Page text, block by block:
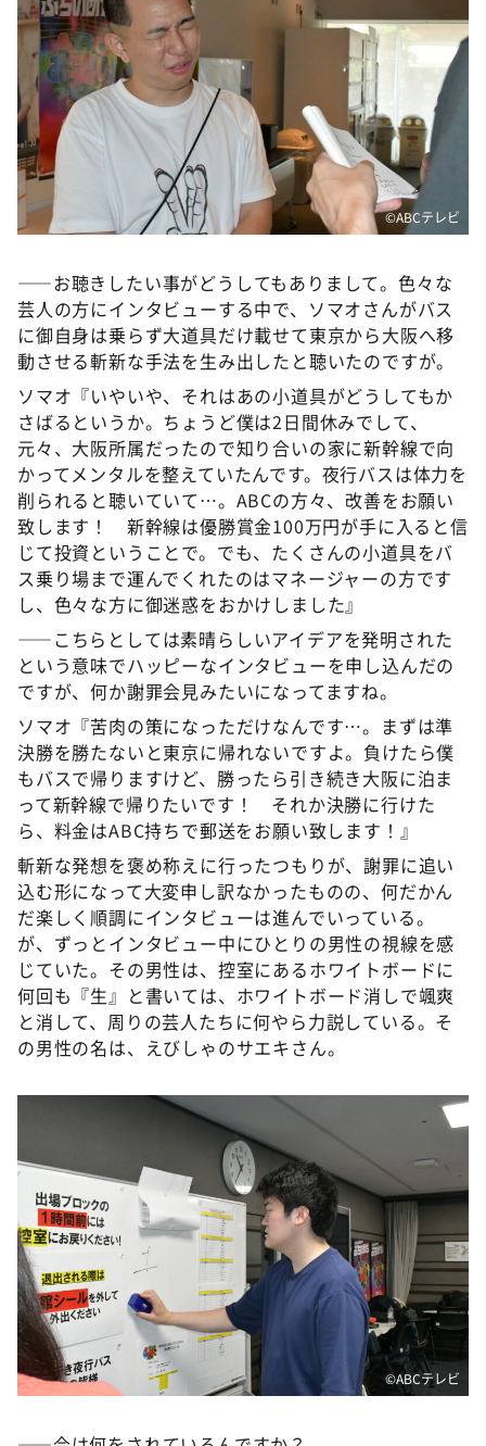
©️ABCテレビ
――お聴きしたい事がどうしてもありまして。色々な
芸人の方にインタビューする中で、ソマオさんがバス
に御自身は乗らず大道具だけ載せて東京から大阪へ移
動させる斬新な手法を生み出したと聴いたのですが。
ソマオ『いやいや、それはあの小道具がどうしてもか
さばるというか。ちょうど僕は2日間休みでして、
元々、大阪所属だったので知り合いの家に新幹線で向
かってメンタルを整えていたんです。夜行バスは体力を
削られると聴いていて…。ABCの方々、改善をお願い
致します！ 新幹線は優勝賞金100万円が手に入ると信
じて投資ということで。でも、たくさんの小道具をバ
ス乗り場まで運んでくれたのはマネージャーの方です
し、色々な方に御迷惑をおかけしました』
――こちらとしては素晴らしいアイデアを発明された
という意味でハッピーなインタビューを申し込んだの
ですが、何か謝罪会見みたいになってますね。
ソマオ『苦肉の策になっただけなんです…。まずは準
決勝を勝たないと東京に帰れないですよ。負けたら僕
もバスで帰りますけど、勝ったら引き続き大阪に泊ま
って新幹線で帰りたいです！ それか決勝に行けた
ら、料金はABC持ちで郵送をお願い致します！』
斬新な発想を褒め称えに行ったつもりが、謝罪に追い
込む形になって大変申し訳なかったものの、何だかん
だ楽しく順調にインタビューは進んでいっている。
が、ずっとインタビュー中にひとりの男性の視線を感
じていた。その男性は、控室にあるホワイトボードに
何回も『生』と書いては、ホワイトボード消しで颯爽
と消して、周りの芸人たちに何やら力説している。そ
の男性の名は、えびしゃのサエキさん。
©️ABCテレビ